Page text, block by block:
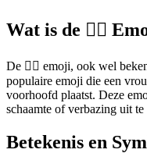
Wat is de 🤦‍♀️
De 🤦‍♀️ emoji, ook wel
populaire emoji die een
voorhoofd plaatst. Deze
schaamte of verbazing uit
Betekenis en